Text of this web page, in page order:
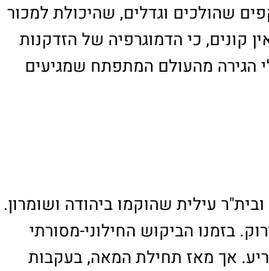
שהולכים וגדלים, שהיכולת למכור
קונים, כי הדמוגרפיה של הזדקנות
הגירה מהעולם המתפתח שמגיעים
בישראל בשנות ה-80' וה-90': מודיעין ובית"ר עילית שהוקמו ביהודה ושומרון.
בזמנו הביקוש החילוני-מסורתי
אך מאז תחילת המאה, בעקבות